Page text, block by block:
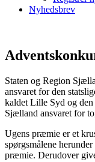
Nyhedsbrev
Staten og Region
ansvaret for den
kaldet Lille Syd og
Sjælland ansvaret for
Ugens præmie er et
spørgsmålene
præmie. Derudover